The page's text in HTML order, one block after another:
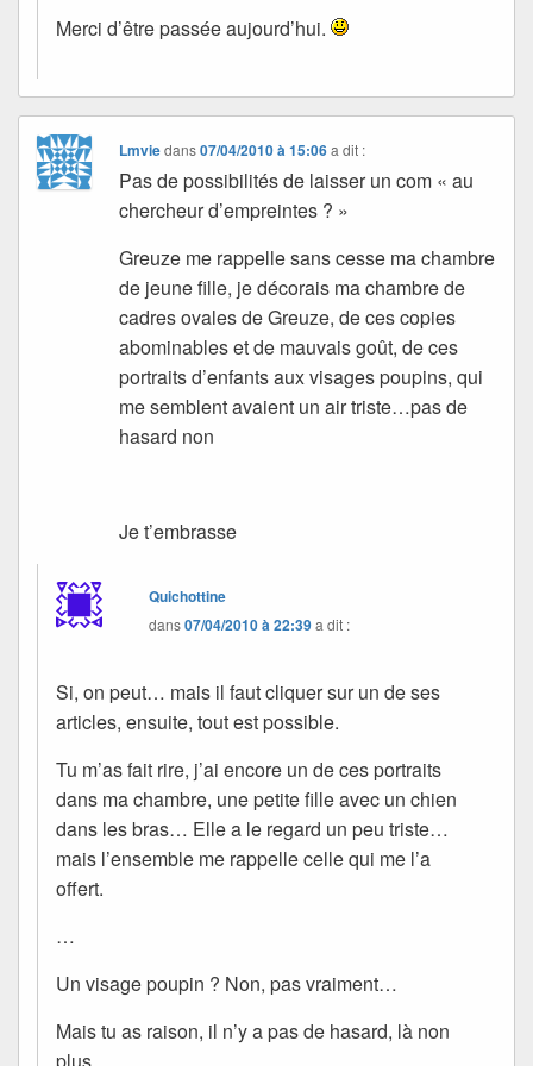
Merci d’être passée aujourd’hui.
Lmviedans07/04/2010 à 15:06 a dit :
Pas de possibilités de laisser un com « au
chercheur d’empreintes ? »
Greuze me rappelle sans cesse ma chambre
de jeune fille, je décorais ma chambre de
cadres ovales de Greuze, de ces copies
abominables et de mauvais goût, de ces
portraits d’enfants aux visages poupins, qui
me semblent avaient un air triste…pas de
hasard non
Je t’embrasse
Quichottine
dans07/04/2010 à 22:39a dit :
Si, on peut… mais il faut cliquer sur un de ses
articles, ensuite, tout est possible.
Tu m’as fait rire, j’ai encore un de ces portraits
dans ma chambre, une petite fille avec un chien
dans les bras… Elle a le regard un peu triste…
mais l’ensemble me rappelle celle qui me l’a
offert.
…
Un visage poupin ? Non, pas vraiment…
Mais tu as raison, il n’y a pas de hasard, là non